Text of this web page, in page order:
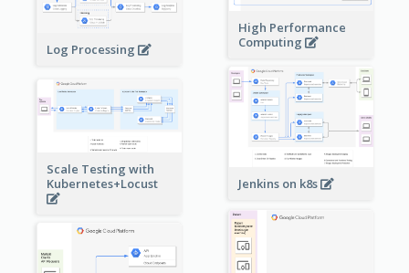
High Performance
Computing
Log Processing
Jenkins on k8s
Scale Testing with
Kubernetes+Locust